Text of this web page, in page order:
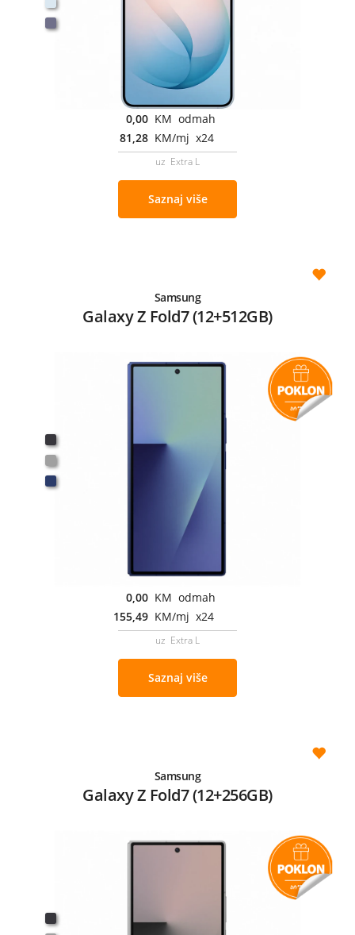
0,00 KM odmah
81,28 KM/mj x24
uz Extra L
Saznaj više
Samsung
Galaxy Z Fold7 (12+512GB)
0,00 KM odmah
155,49 KM/mj x24
uz Extra L
Saznaj više
Samsung
Galaxy Z Fold7 (12+256GB)